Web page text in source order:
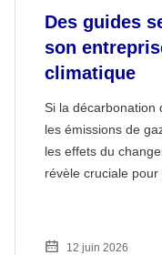
Des guides
son
climatique
Si la décarbonation
les émissions de
les effets du
révèle cruciale pour
12 juin 2026